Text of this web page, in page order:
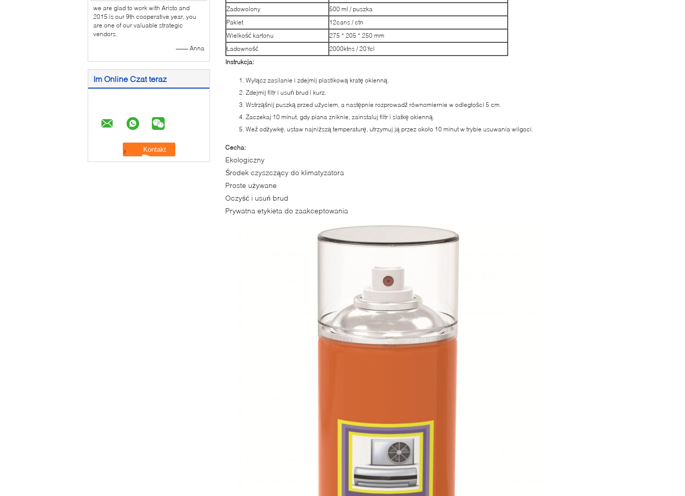
we are glad to work with Aristo and
2015 is our 9th cooperative year, you
are one of our valuable strategic
vendors.
—— Anna
Im Online Czat teraz
Zadowolony
500 ml / puszka
Pakiet
12cans / ctn
Wielkość kartonu
275 * 205 * 250 mm
Ładowność
2000ktns / 20'fcl
Instrukcja:
Wyłącz zasilanie i zdejmij plastikową kratę okienną.
Zdejmij filtr i usuń brud i kurz.
Wstrząśnij puszką przed użyciem, a następnie rozprowadź równomiernie w odległości 5 cm.
Zaczekaj 10 minut, gdy piana zniknie, zainstaluj filtr i siatkę okienną.
Weź odżywkę, ustaw najniższą temperaturę, utrzymuj ją przez około 10 minut w trybie usuwania wilgoci.
Cecha:
Ekologiczny
Środek czyszczący do klimatyzatora
Proste używane
Oczyść i usuń brud
Prywatna etykieta do zaakceptowania